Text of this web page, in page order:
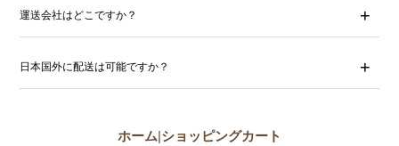
運送会社はどこですか？
日本国外に配送は可能ですか？
ホーム|ショッピングカート